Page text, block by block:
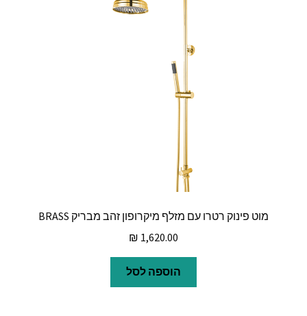
מוט פינוק רטרו עם מזלף מיקרופון זהב מבריק BRASS
₪ 1,620.00
הוספה לסל